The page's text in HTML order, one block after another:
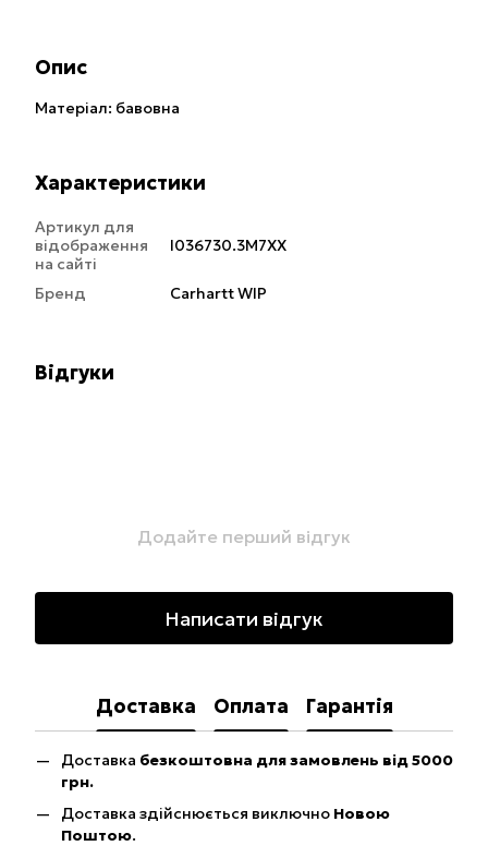
Опис
Матеріал: бавовна
Характеристики
Артикул для
відображення
на сайті
I036730.3M7XX
Бренд Carhartt WIP
Відгуки
Додайте перший відгук
Написати відгук
Доставка Оплата Гарантія
Доставка безкоштовна для замовлень від 5000
грн.
Доставка здійснюється виключно Новою
Поштою.